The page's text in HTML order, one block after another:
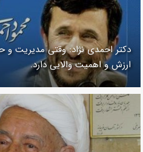
دکتر احمدی نژاد: وقتی مدیریت و
ارزش و اهمیت والایی دارد.